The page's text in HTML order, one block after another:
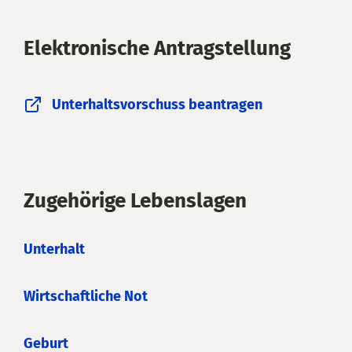
Elektronische Antragstellung
Unterhaltsvorschuss beantragen
Zugehörige Lebenslagen
Unterhalt
Wirtschaftliche Not
Geburt